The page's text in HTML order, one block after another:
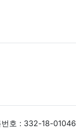
번호 : 332-18-01046